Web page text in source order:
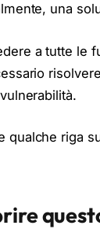
una
a tutte le
qualche riga